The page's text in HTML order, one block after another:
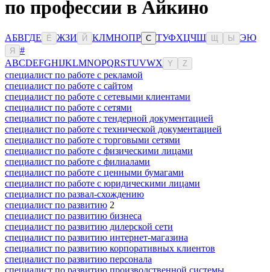
по профессии в Айкино
АБВГДЕ Ё ЖЗИ Й КЛМНОПР С ТУФХЦЧШ Ы ЭЮ
Я
#
ABCDEFGHIJKLMNOPQRSTUVWX Y Z
специалист по работе с рекламой
специалист по работе с сайтом
специалист по работе с сетевыми клиентами
специалист по работе с сетями
специалист по работе с тендерной документацией
специалист по работе с технической документацией
специалист по работе с торговыми сетями
специалист по работе с физическими лицами
специалист по работе с филиалами
специалист по работе с ценными бумагами
специалист по работе с юридическими лицами
специалист по развал-схождению
специалист по развитию 2
специалист по развитию бизнеса
специалист по развитию дилерской сети
специалист по развитию интернет-магазина
специалист по развитию корпоративных клиентов
специалист по развитию персонала
специалист по развитию производственной системы